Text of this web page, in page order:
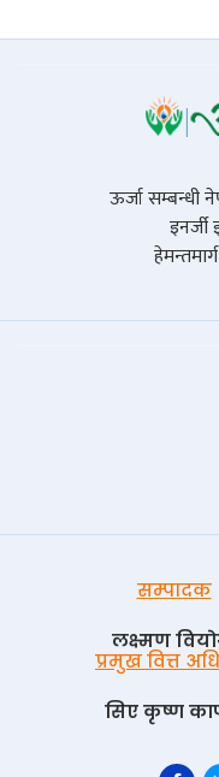
ऊर्जा सम्बन्धी
इनर्जी
सम्पादक
लक्ष्मण
प्रमुख वित्त
सिए कृष्ण